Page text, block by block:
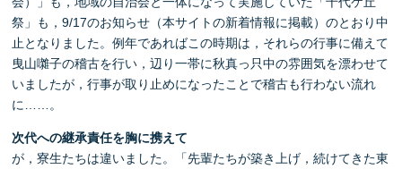
祭」も，9/17のお知らせ（本サイトの新着情報に掲載）のとおり中
止となりました。例年であればこの時期は，それらの行事に備えて
曳山囃子の稽古を行い，辺り一帯に秋真っ只中の雰囲気を漂わせて
いましたが，行事が取り止めになったことで稽古も行わない流れ
に……。
次代への継承責任を胸に携えて
が，寮生たちは違いました。「先輩たちが築き上げ，続けてきた東